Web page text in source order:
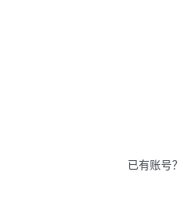
已有账号？